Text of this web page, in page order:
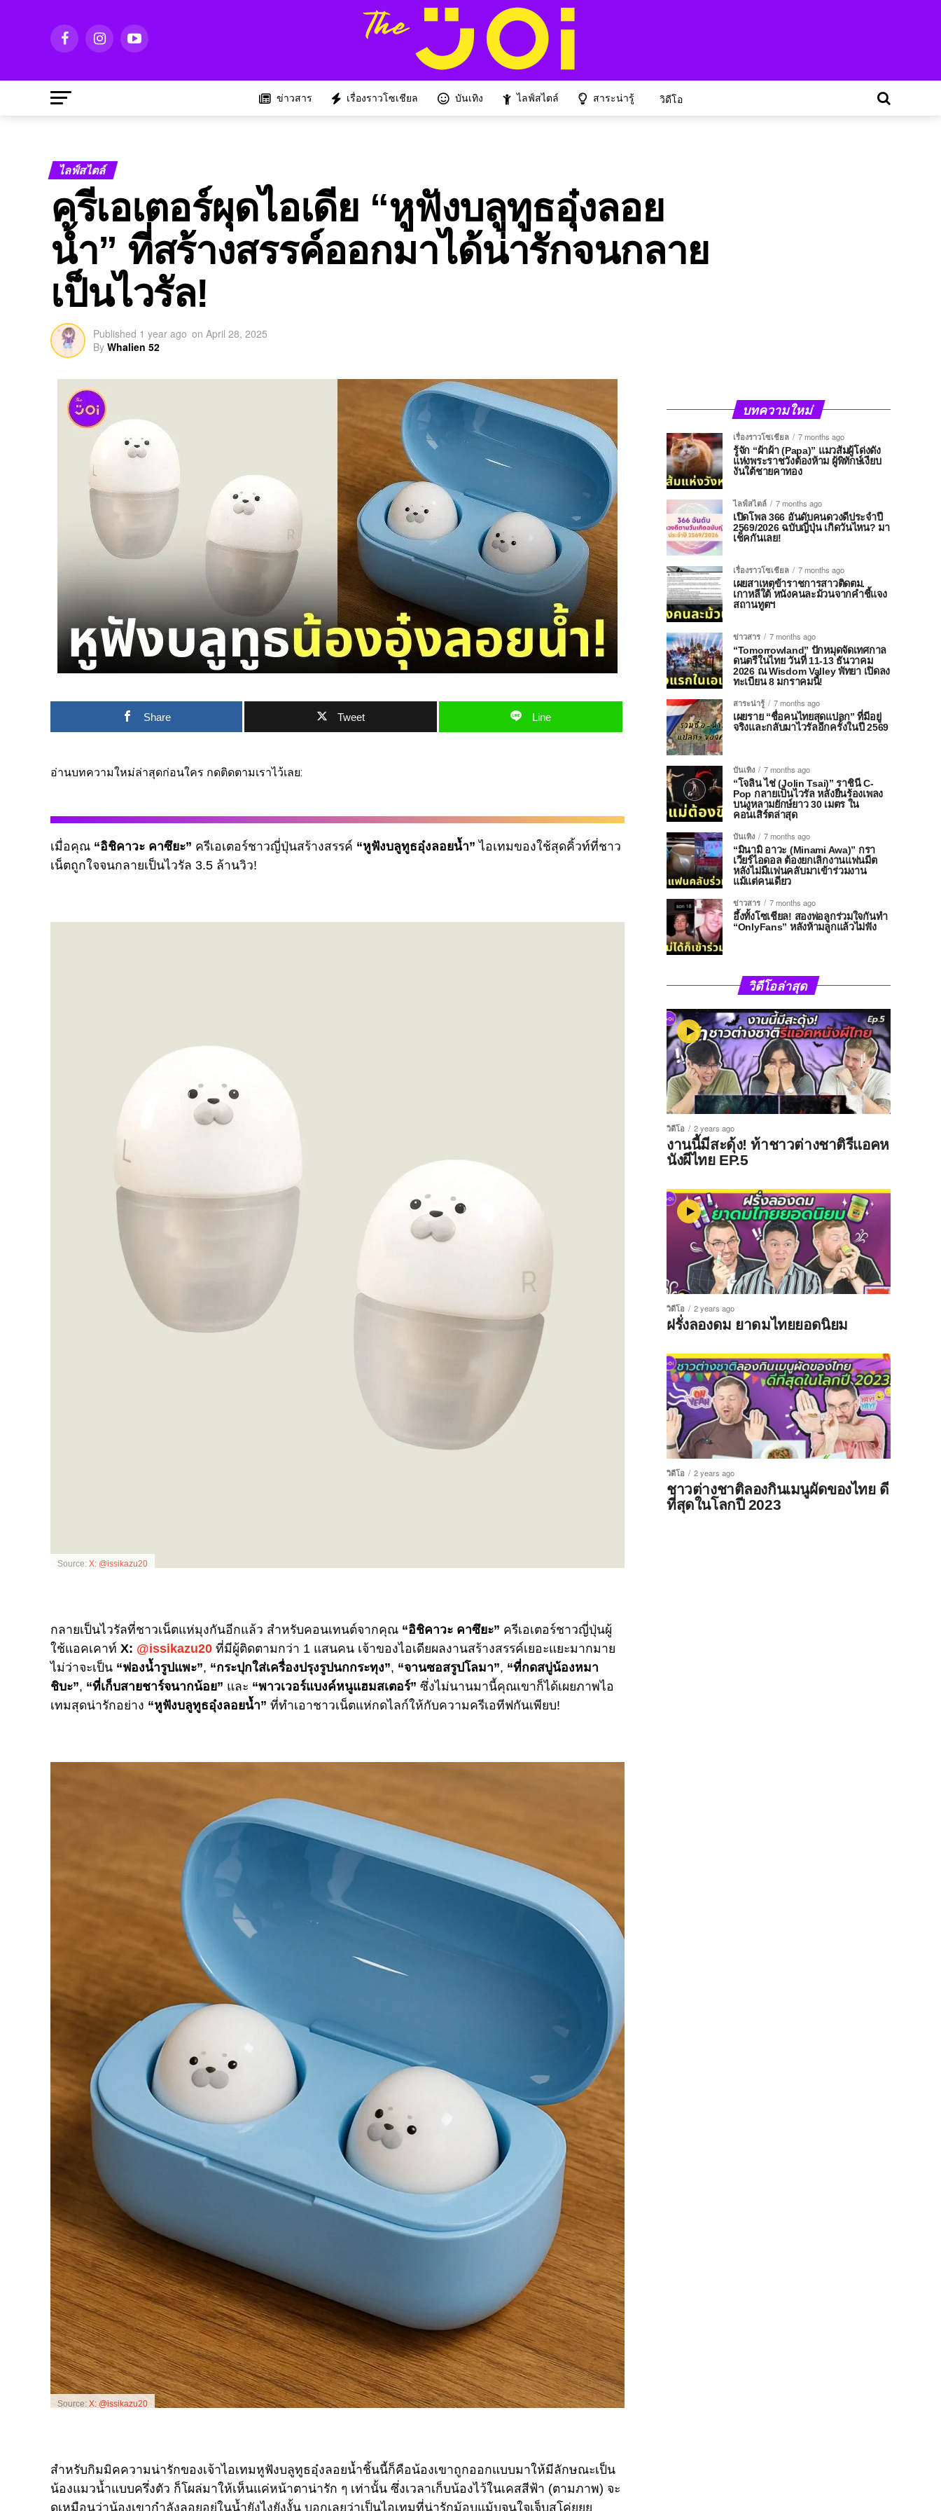
ข่าวสาร เรื่องราวโซเชียล บันเทิง ไลฟ์สไตล์ สาระน่ารู้ วิดีโอ
ไลฟ์สไตล์
ครีเอเตอร์ผุดไอเดีย “หูฟังบลูทูธอุ๋งลอย
น้ำ” ที่สร้างสรรค์ออกมาได้น่ารักจนกลาย
เป็นไวรัล!
Published 1 year ago on April 28, 2025
By Whalien 52
Share Tweet Line
อ่านบทความใหม่ล่าสุดก่อนใคร กดติดตามเราไว้เลย:
เมื่อคุณ “อิชิคาวะ คาซึยะ” ครีเอเตอร์ชาวญี่ปุ่นสร้างสรรค์ “หูฟังบลูทูธอุ๋งลอยน้ำ” ไอเทมของใช้สุดคิ้วท์ที่ชาว
เน็ตถูกใจจนกลายเป็นไวรัล 3.5 ล้านวิว!
Source: X: @issikazu20
กลายเป็นไวรัลที่ชาวเน็ตแห่มุงกันอีกแล้ว สำหรับคอนเทนต์จากคุณ “อิชิคาวะ คาซึยะ” ครีเอเตอร์ชาวญี่ปุ่นผู้
ใช้แอคเคาท์ X: @issikazu20 ที่มีผู้ติดตามกว่า 1 แสนคน เจ้าของไอเดียผลงานสร้างสรรค์เยอะแยะมากมาย
ไม่ว่าจะเป็น “ฟองน้ำรูปแพะ”, “กระปุกใส่เครื่องปรุงรูปนกกระทุง”, “จานซอสรูปโลมา”, “ที่กดสบู่น้องหมา
ชิบะ”, “ที่เก็บสายชาร์จนากน้อย” และ “พาวเวอร์แบงค์หนูแฮมสเตอร์” ซึ่งไม่นานมานี้คุณเขาก็ได้เผยภาพไอ
เทมสุดน่ารักอย่าง “หูฟังบลูทูธอุ๋งลอยน้ำ” ที่ทำเอาชาวเน็ตแห่กดไลก์ให้กับความครีเอทีฟกันเพียบ!
Source: X: @issikazu20
สำหรับกิมมิคความน่ารักของเจ้าไอเทมหูฟังบลูทูธอุ๋งลอยน้ำชิ้นนี้ก็คือน้องเขาถูกออกแบบมาให้มีลักษณะเป็น
น้องแมวน้ำแบบครึ่งตัว ก็โผล่มาให้เห็นแค่หน้าตาน่ารัก ๆ เท่านั้น ซึ่งเวลาเก็บน้องไว้ในเคสสีฟ้า (ตามภาพ) จะ
ดูเหมือนว่าน้องเขากำลังลอยอยู่ในน้ำยังไงยังงั้น บอกเลยว่าเป็นไอเทมที่น่ารักม้อบแม้บจนใจเจ็บสุโค่ยยย
บทความใหม่
เรื่องราวโซเชียล
7 months ago
รู้จัก “ผ้าผ้า (Papa)” แมวส้มผู้โด่งดัง
แห่งพระราชวังต้องห้าม ผู้พิทักษ์เงียบ
งันใต้ชายคาทอง
ไลฟ์สไตล์
7 months ago
เปิดโพล 366 อันดับคนดวงดีประจำปี
2569/2026 ฉบับญี่ปุ่น เกิดวันไหน? มา
เช็คกันเลย!
เรื่องราวโซเชียล
7 months ago
เผยสาเหตุข้าราชการสาวติดตม.
เกาหลีใต้ หนังคนละม้วนจากคำชี้แจง
สถานทูตฯ
ข่าวสาร
7 months ago
“Tomorrowland” ปักหมุดจัดเทศกาล
ดนตรีในไทย วันที่ 11-13 ธันวาคม
2026 ณ Wisdom Valley พัทยา เปิดลง
ทะเบียน 8 มกราคมนี้!
สาระน่ารู้
7 months ago
เผยราย “ชื่อคนไทยสุดแปลก” ที่มีอยู่
จริงและกลับมาไวรัลอีกครั้งในปี 2569
บันเทิง
7 months ago
“โจลิน ไช่ (Jolin Tsai)” ราชินี C-
Pop กลายเป็นไวรัล หลังยืนร้องเพลง
บนงูหลามยักษ์ยาว 30 เมตร ใน
คอนเสิร์ตล่าสุด
บันเทิง
7 months ago
“มินามิ อาวะ (Minami Awa)” กรา
เวียร์ไอดอล ต้องยกเลิกงานแฟนมีต
หลังไม่มีแฟนคลับมาเข้าร่วมงาน
แม้แต่คนเดียว
ข่าวสาร
7 months ago
อึ้งทั้งโซเชียล! สองพ่อลูกร่วมใจกันทำ
“OnlyFans” หลังห้ามลูกแล้วไม่ฟัง
วิดีโอล่าสุด
วิดีโอ 2 years ago
งานนี้มีสะดุ้ง! ท้าชาวต่างชาติรีแอคห
นังผีไทย EP.5
วิดีโอ 2 years ago
ฝรั่งลองดม ยาดมไทยยอดนิยม
วิดีโอ 2 years ago
ชาวต่างชาติลองกินเมนูผัดของไทย ดี
ที่สุดในโลกปี 2023